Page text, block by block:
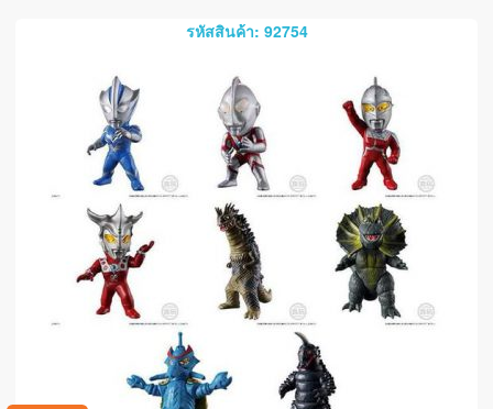
รหัสสินค้า: 92754